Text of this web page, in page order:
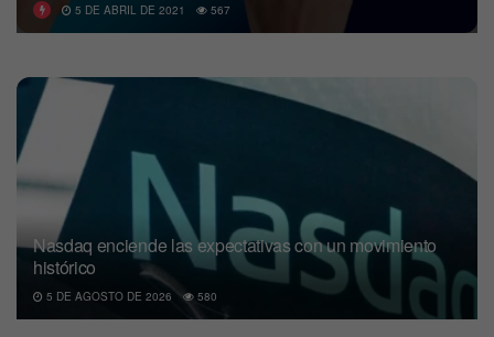
5 DE ABRIL DE 2021 567
Nasdaq enciende las expectativas con un movimiento
histórico
5 DE AGOSTO DE 2026 580